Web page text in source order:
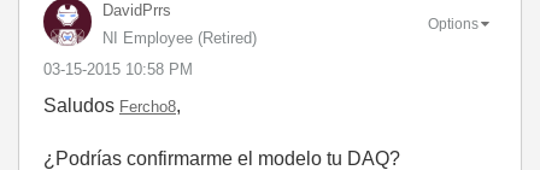
DavidPrrs
NI Employee (retired)
‎03-15-2015 10:58 PM
Options
Saludos Fercho8,
¿Podrías confirmarme el modelo tu DAQ?